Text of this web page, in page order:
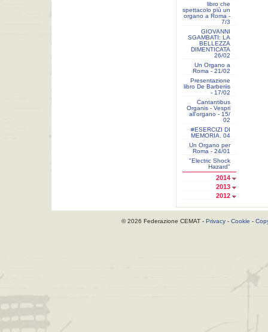
libro che
spettacolo più un
organo a Roma -
7/3
GIOVANNI
SGAMBATI: LA
BELLEZZA
DIMENTICATA
26/02
Un Organo a
Roma - 21/02
Presentazione
libro De Barberiis
- 17/02
Cantantibus
Organis - Vespri
all'organo - 15/
02
#ESERCIZI DI
MEMORIA. 04
Un Organo per
Roma - 24/01
"Electric Shock
Hazard"
2014
2013
2012
© 2026 Federazione CEMAT - Privacy - Cookie -